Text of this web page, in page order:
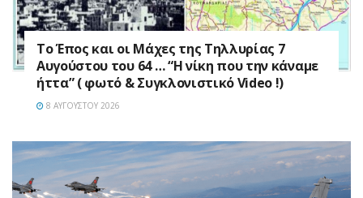
Το Έπος και οι Μάχες της Τηλλυρίας 7
Αυγούστου του 64 … “Η νίκη που την κάναμε
ήττα” ( φωτό & Συγκλονιστικό Video !)
8 ΑΥΓΟΎΣΤΟΥ 2026